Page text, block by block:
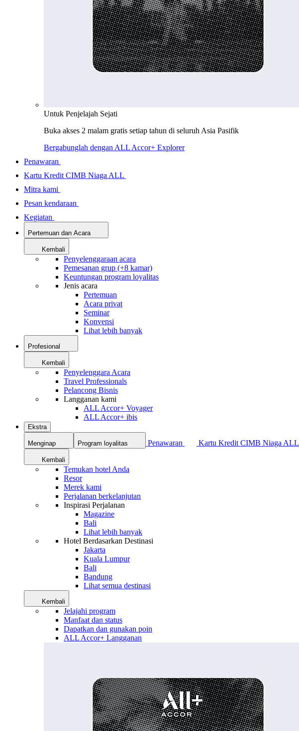
Untuk Penjelajah Sejati
Buka akses 2 malam gratis setiap tahun di seluruh Asia Pasifik
Bergabunglah dengan ALL Accor+ Explorer
Penawaran
Kartu Kredit CIMB Niaga ALL
Mitra kami
Pesan kendaraan
Kegiatan
Pertemuan dan Acara
Kembali
Penyelenggaraan acara
Pemesanan grup (+8 kamar)
Keuntungan program loyalitas
Jenis acara
Pertemuan
Acara privat
Seminar
Konvensi
Lihat lebih banyak
Profesional
Kembali
Penyelenggara Acara
Travel Professionals
Pelancong Bisnis
Langganan kami
ALL Accor+ Voyager
ALL Accor+ ibis
Ekstra
Menginap Program loyalitas Penawaran Kartu Kredit CIMB Niaga ALL
Kembali
Temukan hotel Anda
Resor
Merek kami
Perjalanan berkelanjutan
Inspirasi Perjalanan
Magazine
Bali
Lihat lebih banyak
Hotel Berdasarkan Destinasi
Jakarta
Kuala Lumpur
Bali
Bandung
Lihat semua destinasi
Kembali
Jelajahi program
Manfaat dan status
Dapatkan dan gunakan poin
ALL Accor+ Langganan